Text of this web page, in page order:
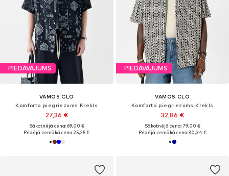
PIEDĀVĀJUMS
VAMOS CLO
Komforta piegriezums Krekls
27,36 €
Sākotnējā cena: 69,00 €
Pēdējā zemākā cena:25,25 €
PIEDĀVĀJUMS
VAMOS CLO
Komforta piegriezums Krekls
32,86 €
Sākotnējā cena: 79,00 €
Pēdējā zemākā cena:30,34 €